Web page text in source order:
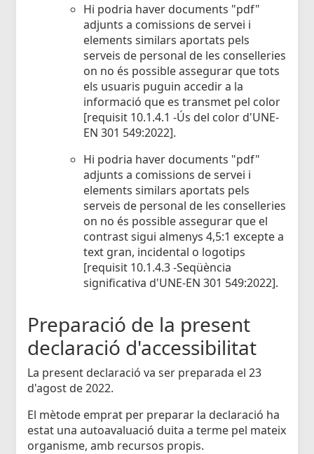
Hi podria haver documents "pdf"
adjunts a comissions de servei i
elements similars aportats pels
serveis de personal de les conselleries
on no és possible assegurar que tots
els usuaris puguin accedir a la
informació que es transmet pel color
[requisit 10.1.4.1 -Ús del color d'UNE-
EN 301 549:2022].
Hi podria haver documents "pdf"
adjunts a comissions de servei i
elements similars aportats pels
serveis de personal de les conselleries
on no és possible assegurar que el
contrast sigui almenys 4,5:1 excepte a
text gran, incidental o logotips
[requisit 10.1.4.3 -Seqüència
significativa d'UNE-EN 301 549:2022].
Preparació de la present
declaració d'accessibilitat
La present declaració va ser preparada el 23
d'agost de 2022.
El mètode emprat per preparar la declaració ha
estat una autoavaluació duita a terme pel mateix
organisme, amb recursos propis.